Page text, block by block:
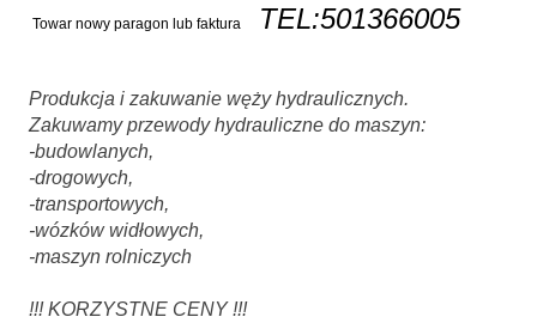
Towar nowy paragon lub faktura TEL:501366005
Produkcja i zakuwanie węży hydraulicznych.
Zakuwamy przewody hydrauliczne do maszyn:
-budowlanych,
-drogowych,
-transportowych,
-wózków widłowych,
-maszyn rolniczych
!!! KORZYSTNE CENY !!!